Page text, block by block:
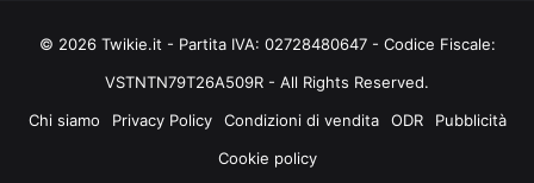
© 2026 Twikie.it - Partita IVA: 02728480647 - Codice Fiscale:
VSTNTN79T26A509R - All Rights Reserved.
Chi siamo
Privacy Policy Condizioni di vendita ODR
Pubblicità
Cookie policy